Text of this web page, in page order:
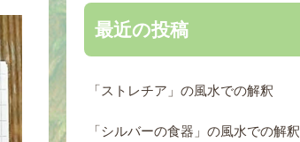
最近の投稿
「ストレチア」の風水での解釈
「シルバーの食器」の風水での解釈